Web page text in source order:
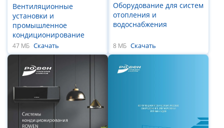
Вентиляционные
установки и
промышленное
кондиционирование
47 МБ Скачать
Оборудование для систем
отопления и
водоснабжения
8 МБ Скачать